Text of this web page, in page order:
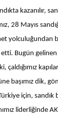
kazanılır,
28 Mayıs
yolculuğundan
Bugün
çaldığımız
başımız dik,
için, sandık
liderliğinde